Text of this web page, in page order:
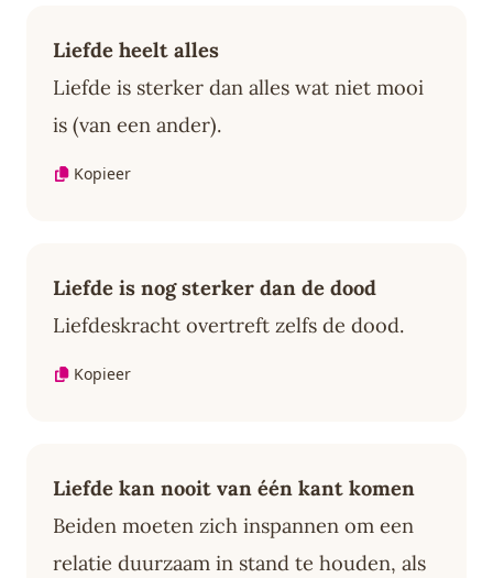
Liefde heelt alles
Liefde is sterker dan alles wat niet mooi
is (van een ander).
Kopieer
Liefde is nog sterker dan de dood
Liefdeskracht overtreft zelfs de dood.
Kopieer
Liefde kan nooit van één kant komen
Beiden moeten zich inspannen om een
relatie duurzaam in stand te houden, als